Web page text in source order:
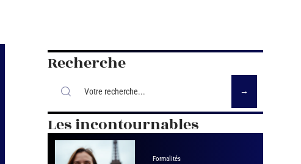
Recherche
Les incontournables
Formalités